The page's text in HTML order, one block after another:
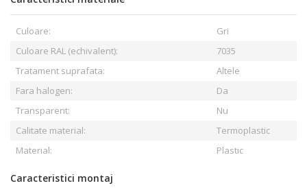
Culoare:
Gri
Culoare RAL (echivalent):
7035
Tratament suprafata:
Altele
Fara halogen:
Da
Transparent:
Nu
Calitate material:
Termoplastic
Material:
Plastic
Caracteristici montaj